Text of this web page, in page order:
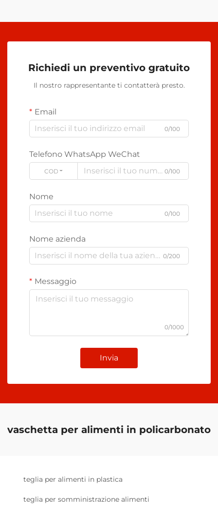
Richiedi un preventivo gratuito
Il nostro rappresentante ti contatterà presto.
Email
0/100
Telefono WhatsApp WeChat
CODE 0/100
Nome
0/100
Nome azienda
0/200
Messaggio
0/1000
Invia
vaschetta per alimenti in policarbonato
teglia per alimenti in plastica
teglia per somministrazione alimenti